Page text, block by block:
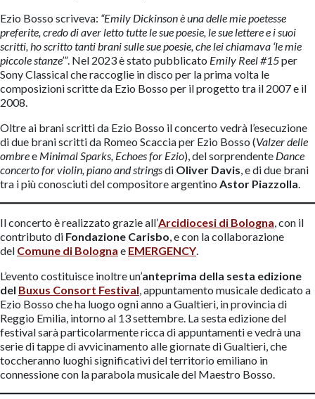
Ezio Bosso scriveva: “Emily Dickinson è una delle mie poetesse
preferite, credo di aver letto tutte le sue poesie, le sue lettere e i suoi
scritti, ho scritto tanti brani sulle sue poesie, che lei chiamava ‘le mie
piccole stanze’”. Nel 2023 è stato pubblicato Emily Reel #15per
Sony Classical che raccoglie in disco per la prima volta le
composizioni scritte da Ezio Bosso per il progetto tra il 2007 e il
2008.
Oltre ai brani scritti da Ezio Bosso il concerto vedrà l’esecuzione
di due brani scritti da Romeo Scaccia per Ezio Bosso (Valzer delle
ombree Minimal Sparks, Echoes for Ezio), del sorprendente Dance
concerto for violin, piano and stringsdi Oliver Davis, e di due brani
tra i più conosciuti del compositore argentino Astor Piazzolla.
Il concerto è realizzato grazie all’Arcidiocesi di Bologna, con il
contributo di Fondazione Carisbo, e con la collaborazione
del Comune di Bologna e EMERGENCY.
L’evento costituisce inoltre un’anteprima della sesta edizione
del Buxus Consort Festival, appuntamento musicale dedicato a
Ezio Bosso che ha luogo ogni anno a Gualtieri, in provincia di
Reggio Emilia, intorno al 13 settembre. La sesta edizione del
festival sarà particolarmente ricca di appuntamenti e vedrà una
serie di tappe di avvicinamento alle giornate di Gualtieri, che
toccheranno luoghi significativi del territorio emiliano in
connessione con la parabola musicale del Maestro Bosso.